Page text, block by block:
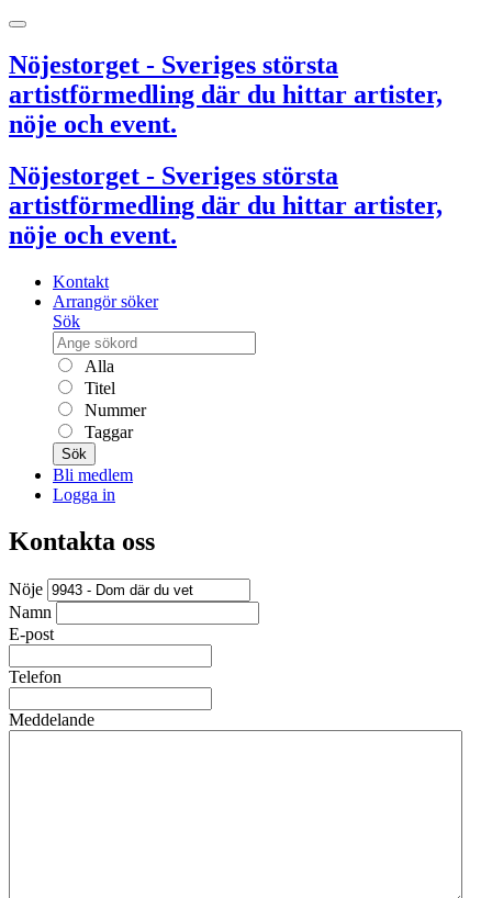
Nöjestorget - Sveriges största
artistförmedling där du hittar artister,
nöje och event.
Nöjestorget - Sveriges största
artistförmedling där du hittar artister,
nöje och event.
Kontakt
Arrangör söker
Sök
Alla
Titel
Nummer
Taggar
Sök
Bli medlem
Logga in
Kontakta oss
Nöje
Namn
E-post
Telefon
Meddelande